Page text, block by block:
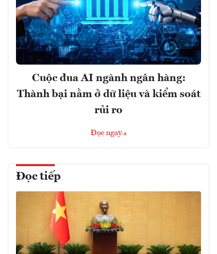
Cuộc đua AI ngành ngân hàng:
Thành bại nằm ở dữ liệu và kiểm soát
rủi ro
Đọc ngay
Đọc tiếp